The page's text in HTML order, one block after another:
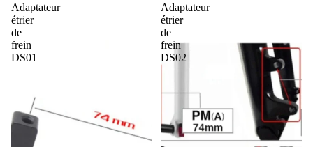
Adaptateur
étrier
de
frein
DS01
Adaptateur
étrier
de
frein
DS02